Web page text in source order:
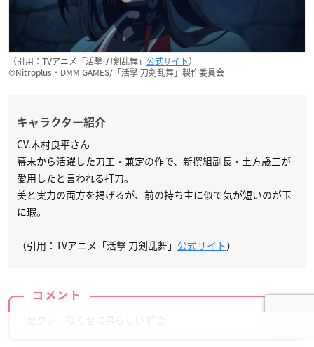
（引用：TVアニメ「活撃 刀剣乱舞」 公式サイト）
©Nitroplus・DMM GAMES/「活撃 刀剣乱舞」製作委員会
キャラクター紹介
CV.木村良平さん
幕末から活躍した刀工・兼定の作で、新撰組副長・土方歳三が
愛用したと言われる打刀。
美と実力の両方を掲げるが、前の持ち主に似て気が短いのが玉
に瑕。
（引用：TVアニメ「活撃 刀剣乱舞」 公式サイト）
コメント